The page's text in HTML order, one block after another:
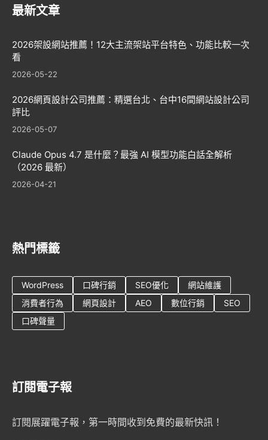
最新文章
2026架設網站推薦！12大主流架站平台特色、功能比較一次
看
2026-05-22
2026網頁設計公司推薦：精選台北、台中16間網站設計公司
評比
2026-05-07
Claude Opus 4.7 是什麼？最強 AI 模型功能白話全解析
（2026 最新）
2026-04-21
熱門標籤
WordPress 口碑行銷 SEO優化
網站維護
消費者行為
網頁設計 AEO 數位行銷
SEO
口碑聲量
訂閱電子報
訂閱展躍電子報，第一時間收到免費的最新快訊！